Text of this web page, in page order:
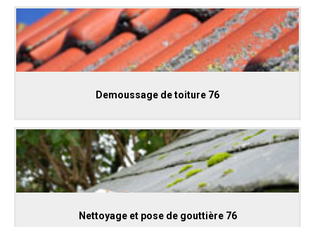
Demoussage de toiture 76
Nettoyage et pose de gouttière 76